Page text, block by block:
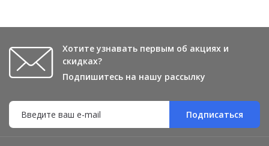
Хотите узнавать первым об акциях и
скидках?
Подпишитесь на нашу рассылку
Подписаться